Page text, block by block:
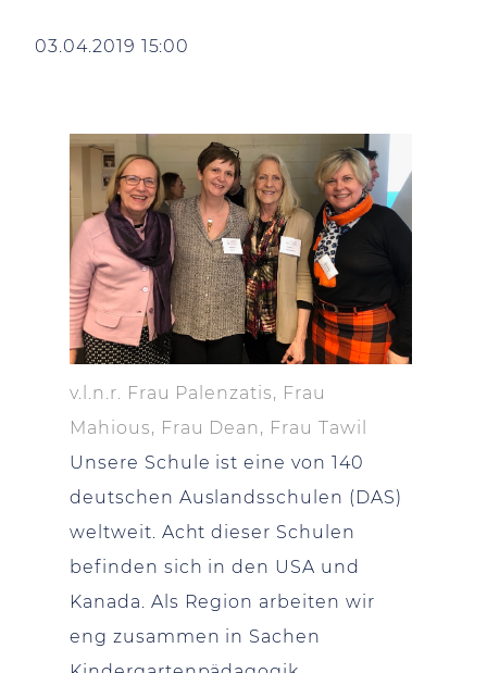
03.04.2019 15:00
v.l.n.r. Frau Palenzatis, Frau
Mahious, Frau Dean, Frau Tawil
Unsere Schule ist eine von 140
deutschen Auslandsschulen (DAS)
weltweit. Acht dieser Schulen
befinden sich in den USA und
Kanada. Als Region arbeiten wir
eng zusammen in Sachen